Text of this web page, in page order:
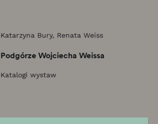
Katarzyna Bury, Renata Weiss
Podgórze Wojciecha Weissa
Katalogi wystaw